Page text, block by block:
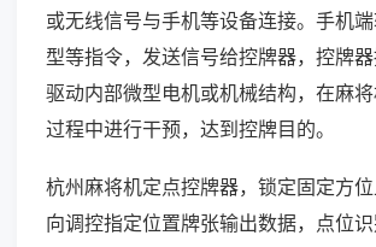
或无线信号与手机等设备连接。手机
型等指令，发送信号给控牌器，控牌
驱动内部微型电机或机械结构，在麻
过程中进行干预，达到控牌目的。
杭州麻将机定点控牌器，锁定固定方
向调控指定位置牌张输出数据，点位